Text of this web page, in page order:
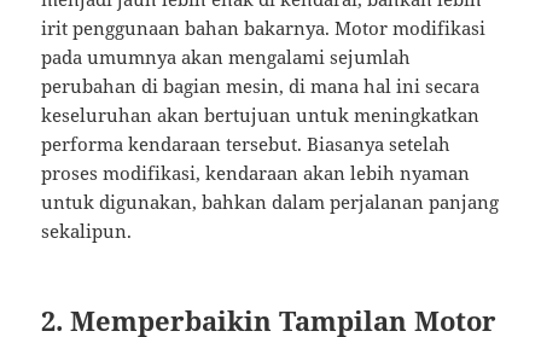
irit penggunaan bahan bakarnya. Motor modifikasi
pada umumnya akan mengalami sejumlah
perubahan di bagian mesin, di mana hal ini secara
keseluruhan akan bertujuan untuk meningkatkan
performa kendaraan tersebut. Biasanya setelah
proses modifikasi, kendaraan akan lebih nyaman
untuk digunakan, bahkan dalam perjalanan panjang
sekalipun.
2. Memperbaikin Tampilan Motor